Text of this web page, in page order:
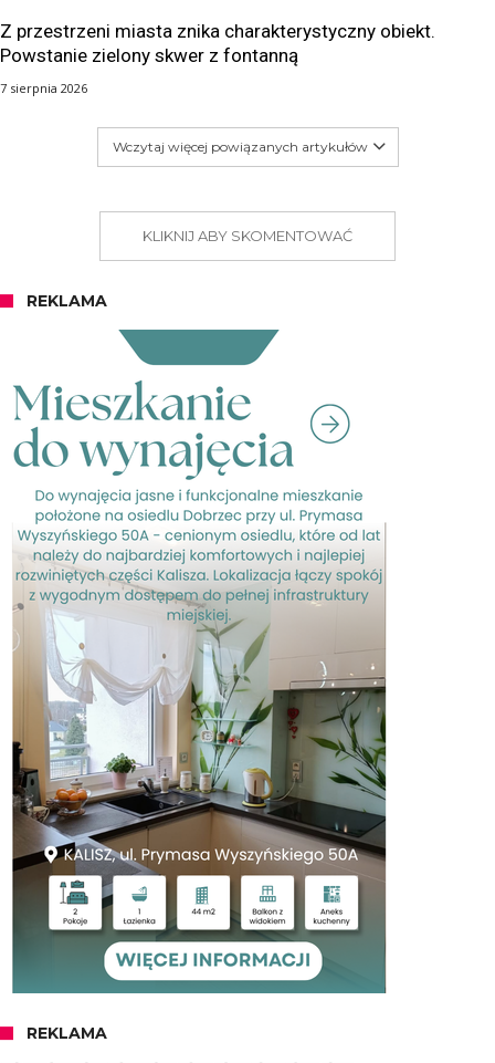
Z przestrzeni miasta znika charakterystyczny obiekt.
Powstanie zielony skwer z fontanną
7 sierpnia 2026
Wczytaj więcej powiązanych artykułów
KLIKNIJ ABY SKOMENTOWAĆ
REKLAMA
REKLAMA